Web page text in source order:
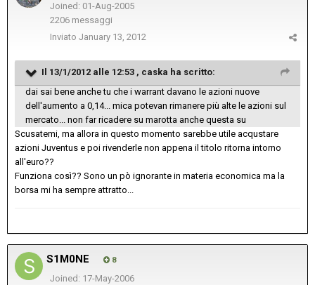
Joined: 01-Aug-2005
2206 messaggi
Inviato January 13, 2012
Il 13/1/2012 alle 12:53 , caska ha scritto:
dai sai bene anche tu che i warrant davano le azioni nuove
dell'aumento a 0,14... mica potevan rimanere più alte le azioni sul
mercato... non far ricadere su marotta anche questa su
Scusatemi, ma allora in questo momento sarebbe utile acqustare
azioni Juventus e poi rivenderle non appena il titolo ritorna intorno
all'euro??
Funziona così?? Sono un pò ignorante in materia economica ma la
borsa mi ha sempre attratto...
S1M0NE 8
Joined: 17-May-2006